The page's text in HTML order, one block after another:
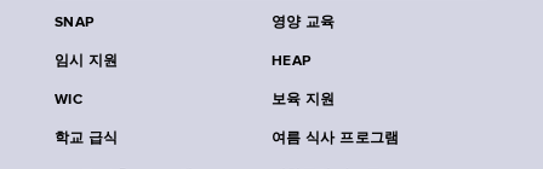
SNAP 영양 교육
임시 지원 HEAP
WIC 보육 지원
학교 급식 여름 식사 프로그램